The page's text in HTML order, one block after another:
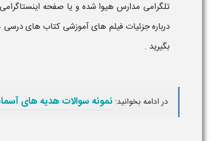
تلگرامی مدارس هیوا شده و یا صفحه
درباره جزئیات فیلم های آموزشی کتاب های درسی
بگیرید .
در ادامه بخوانید: نمونه سوالات هدیه های